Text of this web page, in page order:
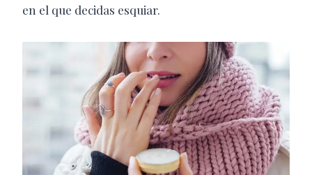
en el que decidas esquiar.